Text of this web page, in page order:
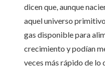
dicen que, aunque
aquel universo
gas disponible para
crecimiento y podían
veces más rápido de lo